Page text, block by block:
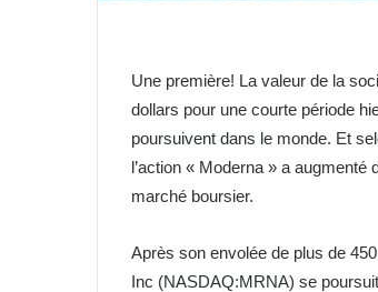
Une première! La valeur de la
dollars pour une courte période
poursuivent dans le monde. Et
l’action « Moderna » a
marché boursier.
Après son envolée de plus de
Inc (NASDAQ:MRNA) se